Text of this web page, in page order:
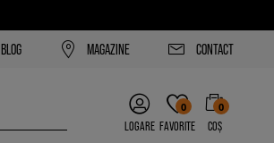
BLOG MAGAZINE CONTACT
LOGARE
0
FAVORITE
0
COȘ